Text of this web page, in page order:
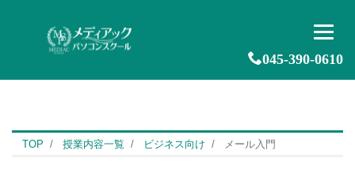
045-390-0610
TOP 授業内容一覧 ビジネス向け メール入門